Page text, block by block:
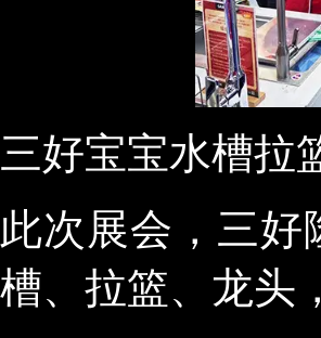
三好宝宝水槽拉
此次展会，三
槽、拉篮、龙头